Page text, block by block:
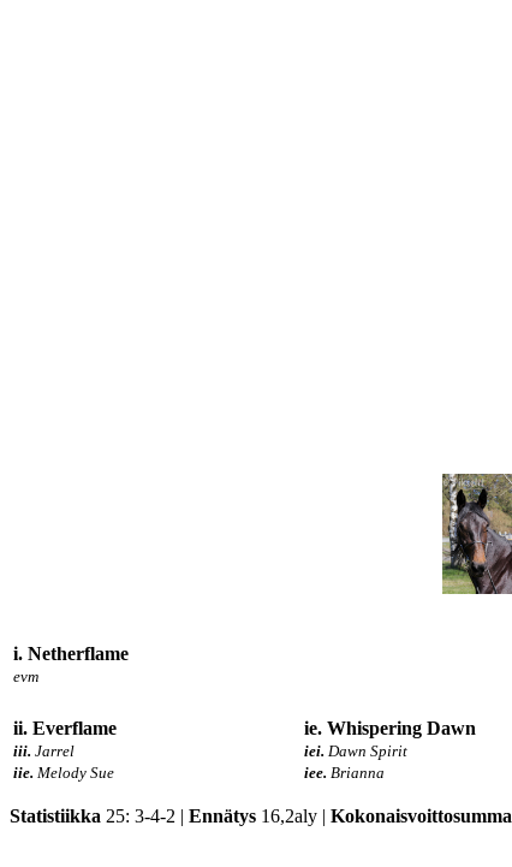
i. Netherflame
evm
ii. Everflame
iii. Jarrel
iie. Melody Sue
ie. Whispering Dawn
iei. Dawn Spirit
iee. Brianna
Statistiikka 25: 3-4-2 | Ennätys 16,2aly | Kokonaisvoittosumma